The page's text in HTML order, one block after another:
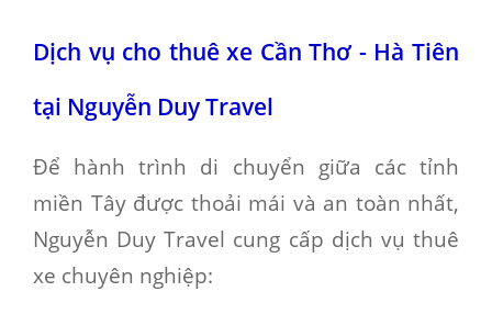
Dịch vụ cho thuê xe Cần Thơ - Hà Tiên
tại Nguyễn Duy Travel
Để hành trình di chuyển giữa các tỉnh
miền Tây được thoải mái và an toàn nhất,
Nguyễn Duy Travel cung cấp dịch vụ thuê
xe chuyên nghiệp: